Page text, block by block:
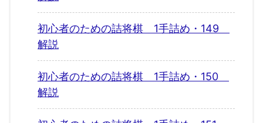
初心者のための詰将棋 1手詰め・149
解説
初心者のための詰将棋 1手詰め・150
解説